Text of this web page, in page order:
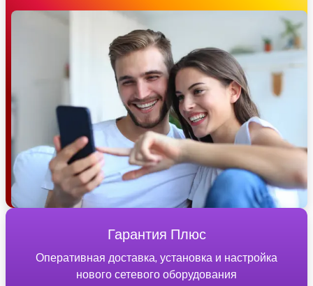
Гарантия Плюс
Оперативная доставка, установка и настройка
нового сетевого оборудования